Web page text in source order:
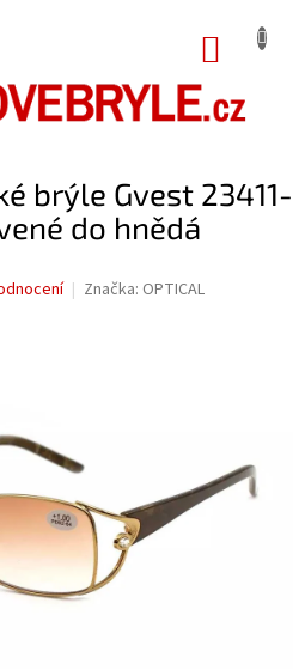
brýle Gvest 23411-
do hnědá
Značka: OPTICAL